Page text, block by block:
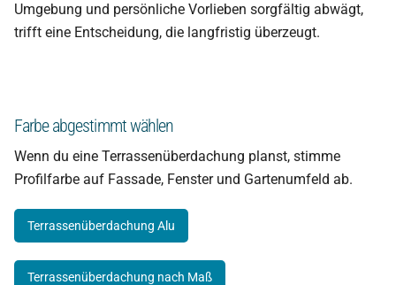
Umgebung und persönliche Vorlieben sorgfältig abwägt,
trifft eine Entscheidung, die langfristig überzeugt.
Farbe abgestimmt wählen
Wenn du eine Terrassenüberdachung planst, stimme
Profilfarbe auf Fassade, Fenster und Gartenumfeld ab.
Terrassenüberdachung Alu
Terrassenüberdachung nach Maß